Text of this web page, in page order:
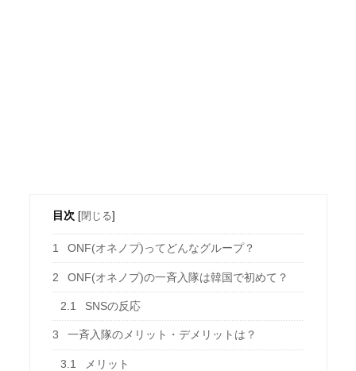
目次 [閉じる]
1 ONF(オネノプ)ってどんなグループ？
2 ONF(オネノプ)の一斉入隊は韓国で初めて？
2.1 SNSの反応
3 一斉入隊のメリット・デメリットは？
3.1 メリット